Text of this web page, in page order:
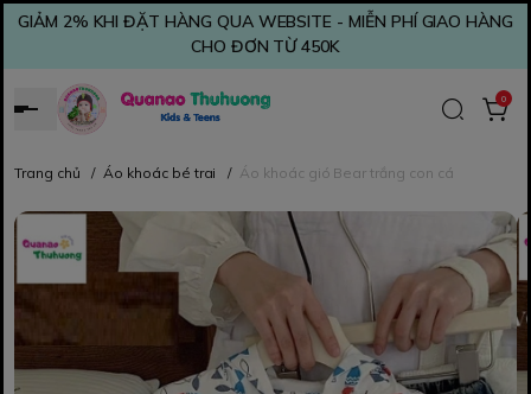
GIẢM 2% KHI ĐẶT HÀNG QUA WEBSITE - MIỄN PHÍ GIAO HÀNG
CHO ĐƠN TỪ 450K
0
Trang chủ / Áo khoác bé trai / Áo khoác gió Bear trắng con cá